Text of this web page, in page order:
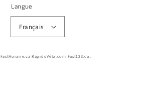
Langue
Français
FastHoraire.ca RapidoVélo.com Fast123.ca .